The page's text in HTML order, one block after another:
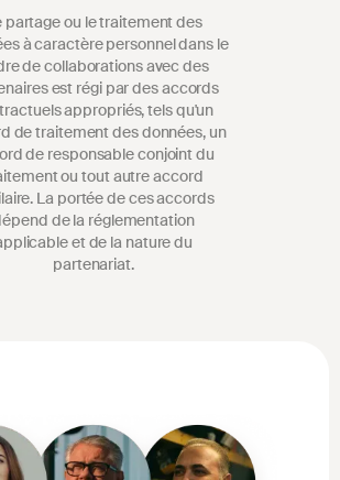
partage ou le traitement des
à caractère personnel dans le
de collaborations avec des
est régi par des accords
appropriés, tels qu'un
de traitement des données, un
de responsable conjoint du
ou tout autre accord
La portée de ces accords
de la réglementation
et de la nature du
partenariat.